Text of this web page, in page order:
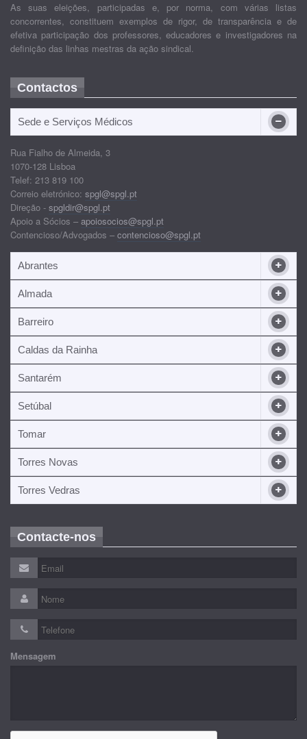
As suas eleições, participadas e, por norma, com várias listas
concorrentes, constituem exemplos de rigor, de transparência e de
efetiva participação dos professores, educadores e investigadores na
definição das linhas mestras da ação sindical.
Contactos
Sede e Serviços Médicos
Rua Fialho de Almeida, 3
1070-128 Lisboa
Telef: 213 819 100
Correio eletrónico: spgl@spgl.pt
Direção - spgldir@spgl.pt
Apoio a Sócios – apoiosocios@spgl.pt
Contencioso/Advogados – contencioso@spgl.pt
Abrantes
Almada
Barreiro
Caldas da Rainha
Santarém
Setúbal
Tomar
Torres Novas
Torres Vedras
Contacte-nos
Mensagem